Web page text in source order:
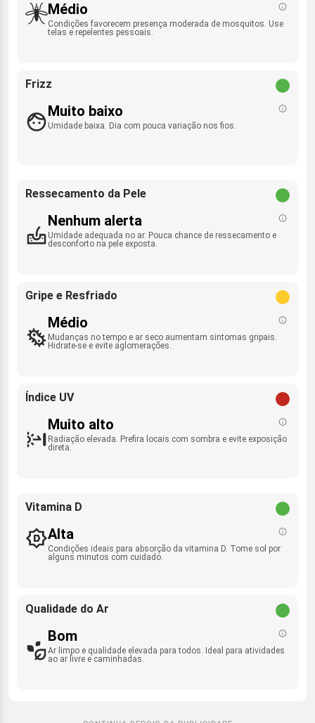
Médio
Condições favorecem presença moderada de mosquitos. Use
telas e repelentes pessoais.
Frizz
Muito baixo
Umidade baixa. Dia com pouca variação nos fios.
Ressecamento da Pele
Nenhum alerta
Umidade adequada no ar. Pouca chance de ressecamento e
desconforto na pele exposta.
Gripe e Resfriado
Médio
Mudanças no tempo e ar seco aumentam sintomas gripais.
Hidrate-se e evite aglomerações.
Índice UV
Muito alto
Radiação elevada. Prefira locais com sombra e evite exposição
direta.
Vitamina D
Alta
Condições ideais para absorção da vitamina D. Tome sol por
alguns minutos com cuidado.
Qualidade do Ar
Bom
Ar limpo e qualidade elevada para todos. Ideal para atividades
ao ar livre e caminhadas.